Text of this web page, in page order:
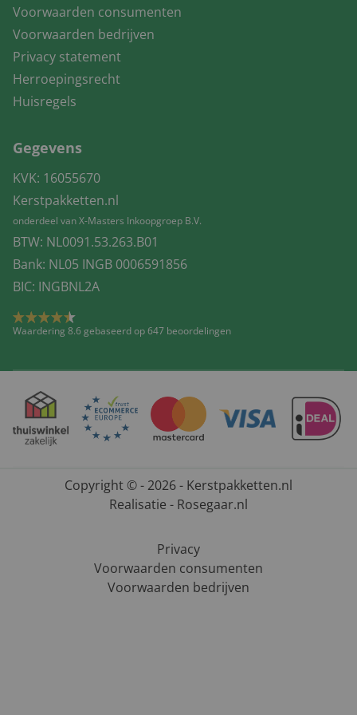
Voorwaarden consumenten
Voorwaarden bedrijven
Privacy statement
Herroepingsrecht
Huisregels
Gegevens
KVK: 16055670
Kerstpakketten.nl
onderdeel van X-Masters Inkoopgroep B.V.
BTW: NL0091.53.263.B01
Bank: NL05 INGB 0006591856
BIC: INGBNL2A
Waardering 8.6 gebaseerd op 647 beoordelingen
Copyright © - 2026 - Kerstpakketten.nl
Realisatie - Rosegaar.nl
Privacy
Voorwaarden consumenten
Voorwaarden bedrijven